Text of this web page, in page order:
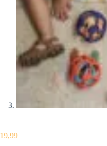
19,99